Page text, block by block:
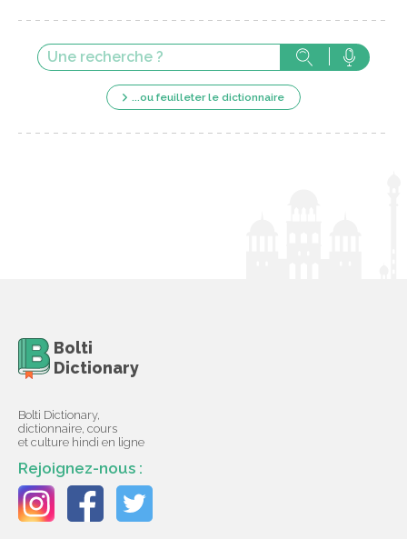
...ou feuilleter le dictionnaire
Bolti
Dictionary
Bolti Dictionary,
dictionnaire, cours
et culture hindi en ligne
Rejoignez-nous :